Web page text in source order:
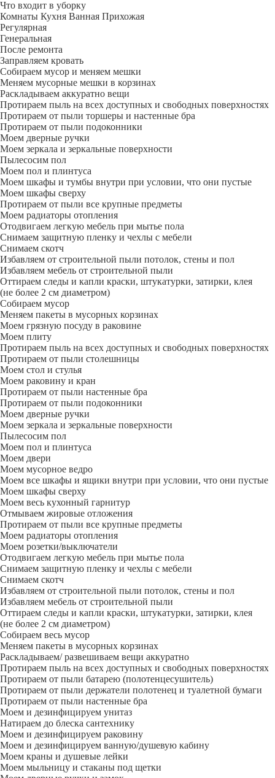
Что входит в уборку
Регу­лярная
Гене­ральная
После ремонта
Заправляем кровать
Собираем мусор и меняем мешки
Меняем мусорные мешки в корзинах
Раскладываем аккуратно вещи
Протираем пыль на всех доступных и свободных поверхностях
Протираем от пыли торшеры и настенные бра
Протираем от пыли подоконники
Моем дверные ручки
Моем зеркала и зеркальные поверхности
Пылесосим пол
Моем пол и плинтуса
Моем шкафы и тумбы внутри при условии, что они пустые
Моем шкафы сверху
Протираем от пыли все крупные предметы
Моем радиаторы отопления
Отодвигаем легкую мебель при мытье пола
Снимаем защитную пленку и чехлы с мебели
Снимаем скотч
Избавляем от строительной пыли потолок, стены и пол
Избавляем мебель от строительной пыли
Оттираем следы и капли краски, штукатурки, затирки, клея
(не более 2 см диаметром)
Собираем мусор
Меняем пакеты в мусорных корзинах
Моем грязную посуду в раковине
Моем плиту
Протираем пыль на всех доступных и свободных поверхностях
Протираем от пыли столешницы
Моем стол и стулья
Моем раковину и кран
Протираем от пыли настенные бра
Протираем от пыли подоконники
Моем дверные ручки
Моем зеркала и зеркальные поверхности
Пылесосим пол
Моем пол и плинтуса
Моем двери
Моем мусорное ведро
Моем все шкафы и ящики внутри при условии, что они пустые
Моем шкафы сверху
Моем весь кухонный гарнитур
Отмываем жировые отложения
Протираем от пыли все крупные предметы
Моем радиаторы отопления
Моем розетки/выключатели
Отодвигаем легкую мебель при мытье пола
Снимаем защитную пленку и чехлы с мебели
Снимаем скотч
Избавляем от строительной пыли потолок, стены и пол
Избавляем мебель от строительной пыли
Оттираем следы и капли краски, штукатурки, затирки, клея
(не более 2 см диаметром)
Собираем весь мусор
Меняем пакеты в мусорных корзинах
Раскладываем/ развешиваем вещи аккуратно
Протираем пыль на всех доступных и свободных поверхностях
Протираем от пыли батарею (полотенцесушитель)
Протираем от пыли держатели полотенец и туалетной бумаги
Протираем от пыли настенные бра
Моем и дезинфицируем унитаз
Натираем до блеска сантехнику
Моем и дезинфицируем раковину
Моем и дезинфицируем ванную/душевую кабину
Моем краны и душевые лейки
Моем мыльницу и стаканы под щетки